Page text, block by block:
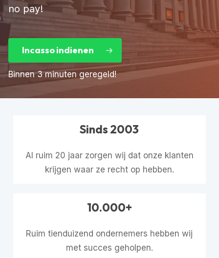
no pay!
Incasso indienen
Binnen 3 minuten geregeld!
Sinds 2003
Al ruim 20 jaar zorgen wij dat onze klanten
krijgen waar ze recht op hebben.
10.000+
Ruim tienduizend ondernemers hebben wij
met succes geholpen.